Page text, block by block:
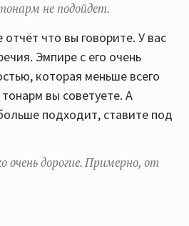
не подойдет.
что вы говорите. У вас
Эмпире с его очень
которая меньше всего
вы советуете. А
подходит, ставите под
очень дорогие. Примерно, от